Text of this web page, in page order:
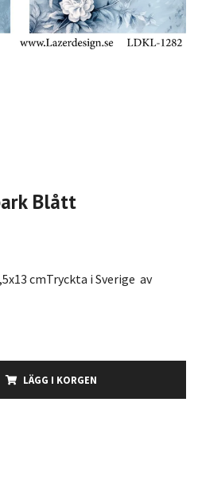
Blått
cmTryckta i Sverige av
LÄGG I KORGEN